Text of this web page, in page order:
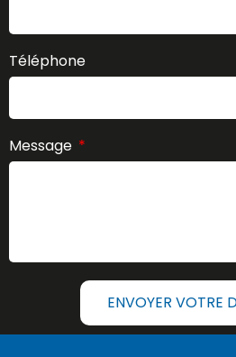
Téléphone
Message
ENVOYER VOTRE